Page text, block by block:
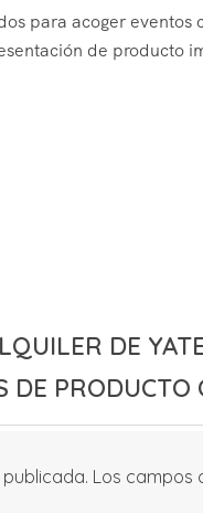
para acoger
de producto
DE
PRODUCTO
Los campos